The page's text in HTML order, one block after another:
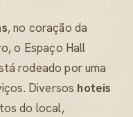
, no coração da
o Espaço Hall
rodeado por uma
Diversos hoteis
do local,